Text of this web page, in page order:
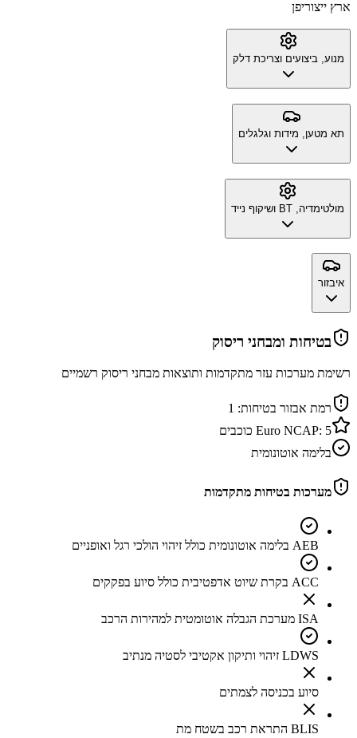
ארץ ייצוריפן
מנוע, ביצועים וצריכת דלק
תא מטען, מידות וגלגלים
מולטימדיה, BT ושיקוף נייד
איבזור
בטיחות ומבחני ריסוק
רשימת מערכות עזר מתקדמות ותוצאות מבחני ריסוק רשמיים
רמת אבזור בטיחות: 1
Euro NCAP: 5
כוכבים
בלימה אוטונומית
מערכות בטיחות מתקדמות
AEB בלימה אוטונומית כולל זיהוי הולכי רגל ואופניים
ACC בקרת שיוט אדפטיבית כולל סיוע בפקקים
ISA מערכת הגבלה אוטומטית למהירות הרכב
LDWS זיהוי ותיקון אקטיבי לסטיה מנתיב
סיוע בכניסה לצמתים
BLIS התראת רכב בשטח מת